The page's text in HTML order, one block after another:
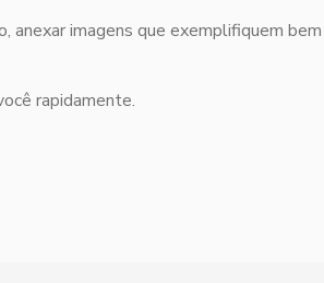
anexar imagens que exemplifiquem
rapidamente.